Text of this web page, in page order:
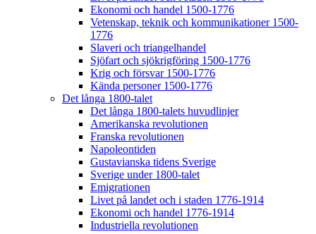
Ekonomi och handel 1500-1776
Vetenskap, teknik och kommunikationer 1500-
1776
Slaveri och triangelhandel
Sjöfart och sjökrigföring 1500-1776
Krig och försvar 1500-1776
Kända personer 1500-1776
Det långa 1800-talet
Det långa 1800-talets huvudlinjer
Amerikanska revolutionen
Franska revolutionen
Napoleontiden
Gustavianska tidens Sverige
Sverige under 1800-talet
Emigrationen
Livet på landet och i staden 1776-1914
Ekonomi och handel 1776-1914
Industriella revolutionen